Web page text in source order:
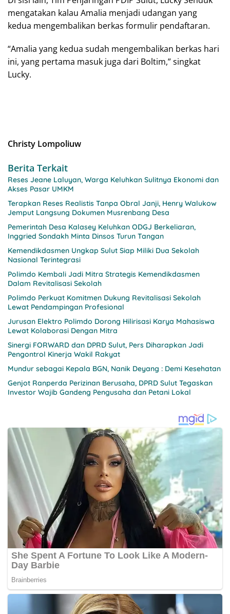
mengatakan kalau Amalia menjadi udangan yang
kedua mengembalikan berkas formulir pendaftaran.
“Amalia yang kedua sudah mengembalikan berkas hari
ini, yang pertama masuk juga dari Boltim,” singkat
Lucky.
Christy Lompoliuw
Berita Terkait
Reses Jeane Laluyan, Warga Keluhkan Sulitnya Ekonomi dan
Akses Pasar UMKM
Terapkan Reses Realistis Tanpa Obral Janji, Henry Walukow
Jemput Langsung Dokumen Musrenbang Desa
Pemerintah Desa Kalasey Keluhkan ODGJ Berkeliaran,
Inggried Sondakh Minta Dinsos Turun Tangan
Kemendikdasmen Ungkap Sulut Siap Miliki Dua Sekolah
Nasional Terintegrasi
Polimdo Kembali Jadi Mitra Strategis Kemendikdasmen
Dalam Revitalisasi Sekolah
Polimdo Perkuat Komitmen Dukung Revitalisasi Sekolah
Lewat Pendampingan Profesional
Jurusan Elektro Polimdo Dorong Hilirisasi Karya Mahasiswa
Lewat Kolaborasi Dengan Mitra
Sinergi FORWARD dan DPRD Sulut, Pers Diharapkan Jadi
Pengontrol Kinerja Wakil Rakyat
Mundur sebagai Kepala BGN, Nanik Deyang : Demi Kesehatan
Genjot Ranperda Perizinan Berusaha, DPRD Sulut Tegaskan
Investor Wajib Gandeng Pengusaha dan Petani Lokal